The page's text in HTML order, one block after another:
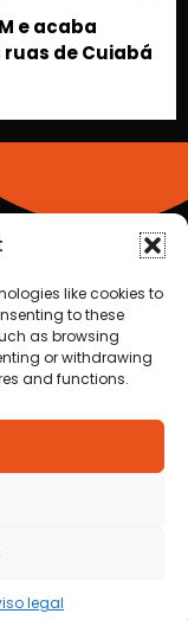
like cookies to
to these
as browsing
or withdrawing
and functions.
legal
em flagrante
em Cuiabá
botão do pânico